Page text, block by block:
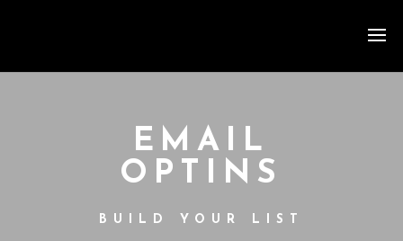
EMAIL
OPTINS
BUILD YOUR LIST